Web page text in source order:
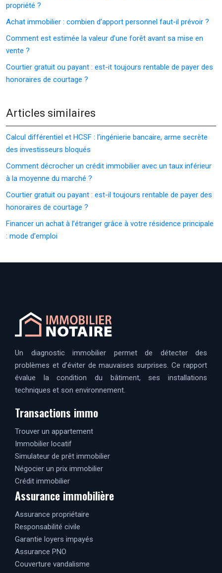
propriété ?
Achat immobilier : combien d’apport personnel faut-il prévoir ?
Comment est estimée la valeur d’une forêt avant sa mise en
vente ?
Courtier gratuit ou payant : est-it toujours rentable de payer des
honoraires de courtage ?
Articles similaires
Calcul différentiel et HCSF : l’ingénierie bancaire, arme secrète
des investisseurs bloqués
Comment décrocher un crédit immobilier avec un taux inférieur
à la moyenne du marché ?
Courtier gratuit ou payant : est-il toujours rentable de payer des
honoraires de courtage ?
Financer un achat à l’étranger grâce à votre résidence principale
: mode d’emploi
Un diagnostic immobilier permet de détecter des
problèmes et d’éviter de mauvaises surprises. Ce rapport
évalue la condition du bâtiment, ses installations
techniques et son environnement.
Transactions immo
Trouver un appartement
Immobilier locatif
Simulateur de prêt immobilier
Négocier un prix immobilier
Crédit immobilier
Assurance immobilière
Assurance propriétaire
Responsabilité civile
Garantie loyers impayés
Assurance PNO
Couverture vandalisme